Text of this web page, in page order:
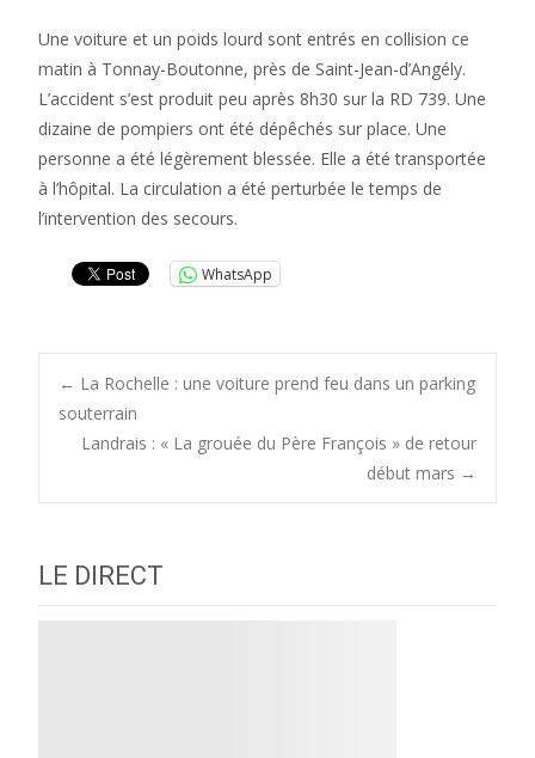
Une voiture et un poids lourd sont entrés en collision ce
matin à Tonnay-Boutonne, près de Saint-Jean-d’Angély.
L’accident s’est produit peu après 8h30 sur la RD 739. Une
dizaine de pompiers ont été dépêchés sur place. Une
personne a été légèrement blessée. Elle a été transportée
à l’hôpital. La circulation a été perturbée le temps de
l’intervention des secours.
WhatsApp
Post
navigation
← La Rochelle : une voiture prend feu dans un parking
souterrain
Landrais : « La grouée du Père François » de retour
début mars →
LE DIRECT